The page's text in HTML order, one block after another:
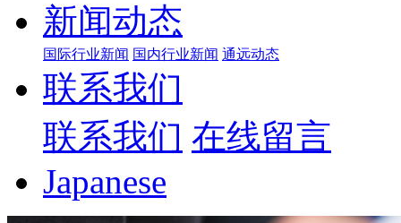
新闻动态
国际行业新闻 国内行业新闻 通远动态
联系我们
联系我们 在线留言
Japanese